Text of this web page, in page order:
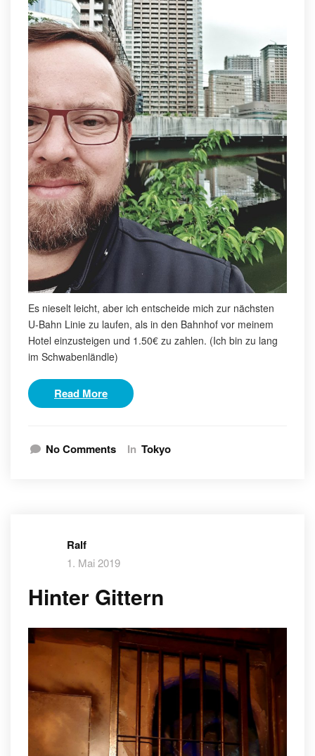
Es nieselt leicht, aber ich entscheide mich zur nächsten
U-Bahn Linie zu laufen, als in den Bahnhof vor meinem
Hotel einzusteigen und 1.50€ zu zahlen. (Ich bin zu lang
im Schwabenländle)
Read More
No Comments In Tokyo
Ralf
1. Mai 2019
Hinter Gittern